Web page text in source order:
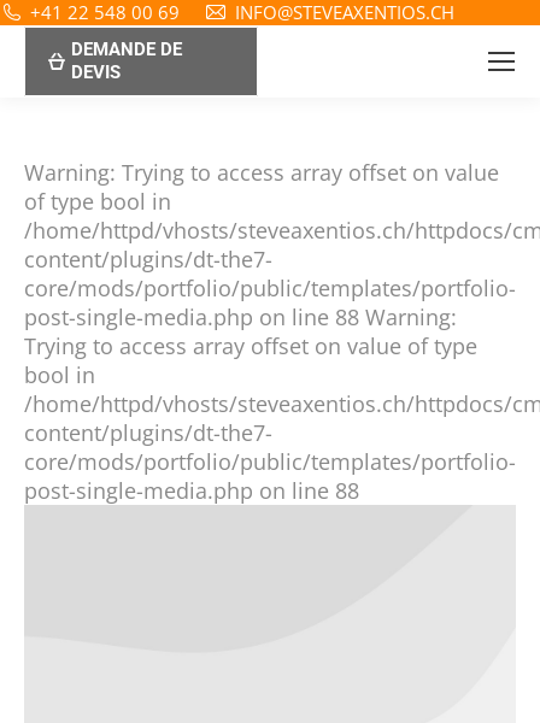
+41 22 548 00 69 INFO@STEVEAXENTIOS.CH
DEMANDE DE
DEVIS
Warning: Trying to access array offset on value
of type bool in
/home/httpd/vhosts/steveaxentios.ch/httpdocs/
content/plugins/dt-the7-
core/mods/portfolio/public/templates/portfolio-
post-single-media.php on line 88 Warning:
Trying to access array offset on value of type
bool in
/home/httpd/vhosts/steveaxentios.ch/httpdocs/
content/plugins/dt-the7-
core/mods/portfolio/public/templates/portfolio-
post-single-media.php on line 88